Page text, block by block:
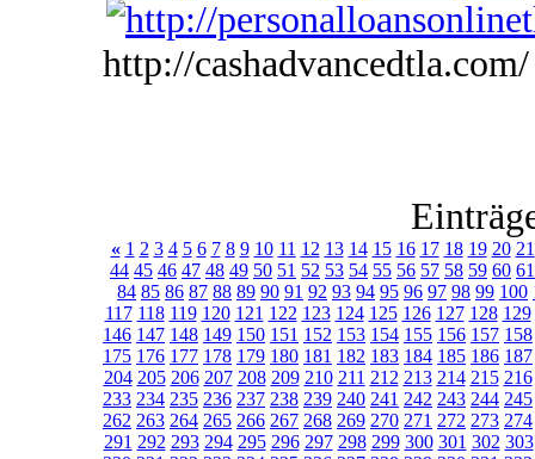
http://cashadvancedtla.com/
« 1 2 3 4 5 6 7 8 9 10 11 12 13 14 15 16 17 18 19 20 21
44 45 46 47 48 49 50 51 52 53 54 55 56 57 58 59 60 61
84 85 86 87 88 89 90 91 92 93 94 95 96 97 98 99 100
117 118 119 120 121 122 123 124 125 126 127 128 129
146 147 148 149 150 151 152 153 154 155 156 157 158
175 176 177 178 179 180 181 182 183 184 185 186 187
204 205 206 207 208 209 210 211 212 213 214 215 216
233 234 235 236 237 238 239 240 241 242 243 244 245
262 263 264 265 266 267 268 269 270 271 272 273 274
291 292 293 294 295 296 297 298 299 300 301 302 303